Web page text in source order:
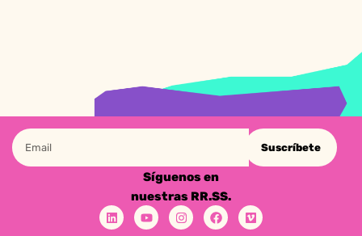
Suscríbete
Síguenos en
nuestras RR.SS.